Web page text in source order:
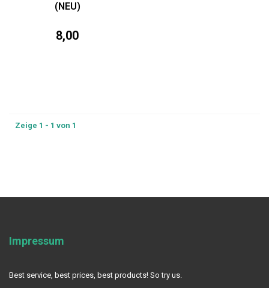
(NEU)
8,00
Zeige 1 - 1 von 1
Impressum
Best service, best prices, best products! So try us.